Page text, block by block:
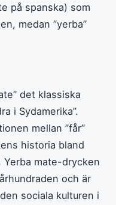
på spanska) som
medan ”yerba”
det klassiska
i Sydamerika”.
mellan ”får”
historia bland
mate-drycken
och är
sociala kulturen i